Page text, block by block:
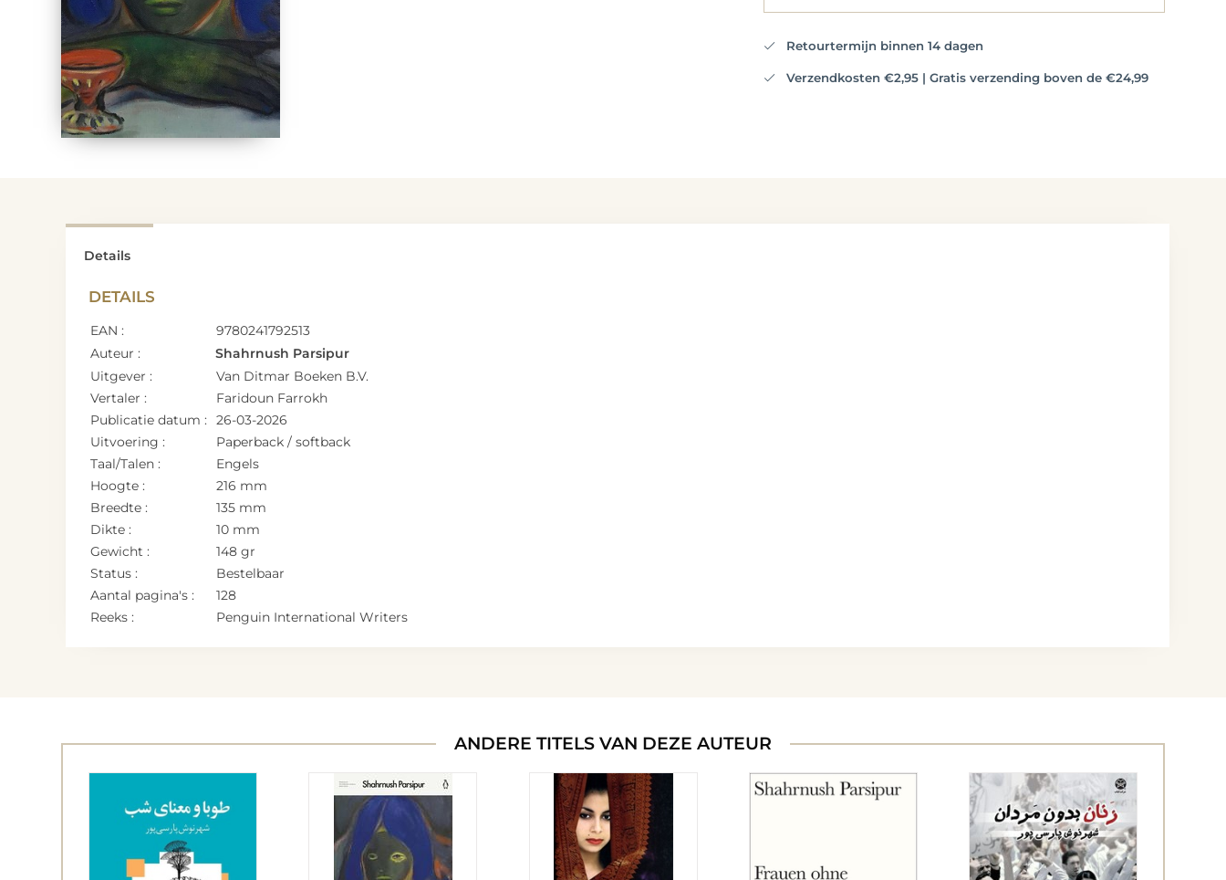
Retourtermijn binnen 14 dagen
Verzendkosten €2,95 | Gratis verzending boven de €24,99
Details
DETAILS
EAN :
9780241792513
Auteur :
Shahrnush Parsipur
Uitgever :
Van Ditmar Boeken B.V.
Vertaler :
Faridoun Farrokh
Publicatie datum :
26-03-2026
Uitvoering :
Paperback / softback
Taal/Talen :
Engels
Hoogte :
216 mm
Breedte :
135 mm
Dikte :
10 mm
Gewicht :
148 gr
Status :
Bestelbaar
Aantal pagina's :
128
Reeks :
Penguin International Writers
ANDERE TITELS VAN DEZE AUTEUR